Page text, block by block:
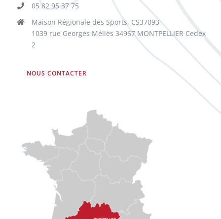
05 82 95 37 75
Maison Régionale des Sports, CS37093
1039 rue Georges Méliès 34967 MONTPELLIER Cedex
2
NOUS CONTACTER